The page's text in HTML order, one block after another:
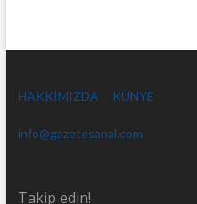
HAKKIMIZDA KÜNYE
info@gazetesanal.com
Takip edin!